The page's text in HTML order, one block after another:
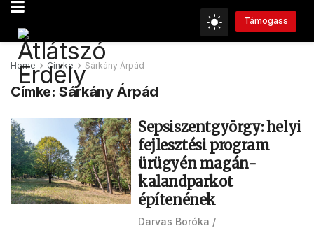
Támogass
Home Címke Sárkány Árpád
Címke:Sárkány Árpád
Sepsiszentgyörgy: helyi
fejlesztési program
ürügyén magán-
kalandparkot
építenének
Darvas Boróka